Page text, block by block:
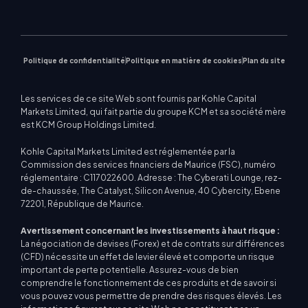
Politique de confidentialitéPolitique en matière de cookiesPlan du site
Les services de ce site Web sont fournis par Kohle Capital
Markets Limited, qui fait partie du groupe KCM et sa société mère
est KCM Group Holdings Limited.
Kohle Capital Markets Limited est réglementée par la
Commission des services financiers de Maurice (FSC), numéro
réglementaire : C117022600. Adresse : The Cyberati Lounge, rez-
de-chaussée, The Catalyst, Silicon Avenue, 40 Cybercity, Ebene
72201, République de Maurice.
Avertissement concernant les investissements à haut risque :
La négociation de devises (Forex) et de contrats sur différences
(CFD) nécessite un effet de levier élevé et comporte un risque
important de perte potentielle. Assurez-vous de bien
comprendre le fonctionnement de ces produits et de savoir si
vous pouvez vous permettre de prendre des risques élevés. Les